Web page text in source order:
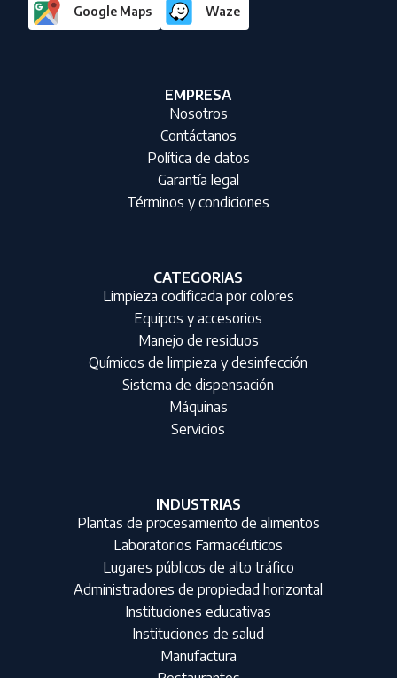
Google Maps Waze
EMPRESA
Nosotros
Contáctanos
Política de datos
Garantía legal
Términos y condiciones
CATEGORIAS
Limpieza codificada por colores
Equipos y accesorios
Manejo de residuos
Químicos de limpieza y desinfección
Sistema de dispensación
Máquinas
Servicios
INDUSTRIAS
Plantas de procesamiento de alimentos
Laboratorios Farmacéuticos
Lugares públicos de alto tráfico
Administradores de propiedad horizontal
Instituciones educativas
Instituciones de salud
Manufactura